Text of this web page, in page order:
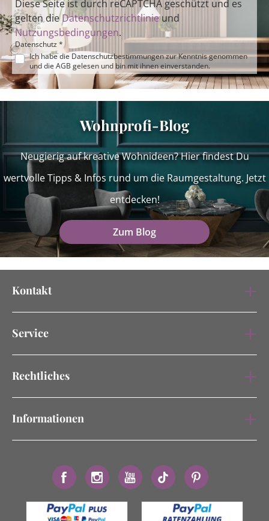
Diese Seite ist durch reCAPTCHA geschützt und es
gelten dieDatenschutzrichtlinieund
Nutzungsbedingungen.
Datenschutz *
Ich habe die Datenschutzbestimmungenzur Kenntnis genommen
und die AGB gelesen und bin mit ihnen einverstanden.
Wohnprofi-Blog
Neugierig auf kreative Wohnideen? Hier findest Du
wertvolle Tipps & Infos rund um die Raumgestaltung. Jetzt
entdecken!
Zum Blog
Kontakt
Service
Rechtliches
Informationen